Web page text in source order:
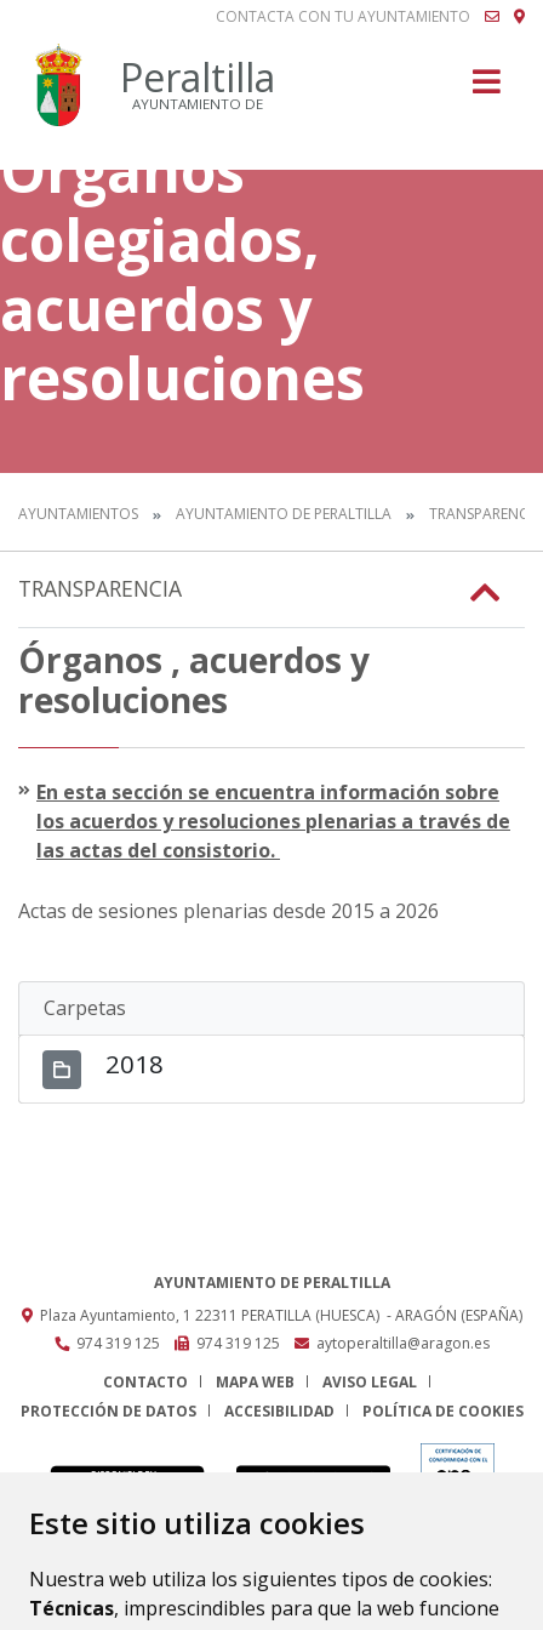
Este sitio utiliza cookies
Nuestra web utiliza los siguientes tipos de cookies:
Técnicas, imprescindibles para que la web funcione
CONTACTA CON TU AYUNTAMIENTO
Peraltilla
AYUNTAMIENTO DE
Órganos
colegiados,
acuerdos y
resoluciones
AYUNTAMIENTOS AYUNTAMIENTO DE PERALTILLA TRANSPARENCIA
TRANSPARENCIA
Órganos , acuerdos y
resoluciones
En esta sección se encuentra información sobre
los acuerdos y resoluciones plenarias a través de
las actas del consistorio.
Actas de sesiones plenarias desde 2015 a 2026
Carpetas
2018
AYUNTAMIENTO DE PERALTILLA
Plaza Ayuntamiento, 1 22311 PERATILLA (HUESCA) - ARAGÓN (ESPAÑA)
974 319 125
974 319 125
aytoperaltilla@aragon.es
CONTACTO
MAPA WEB
AVISO LEGAL
PROTECCIÓN DE DATOS
ACCESIBILIDAD POLÍTICA DE COOKIES